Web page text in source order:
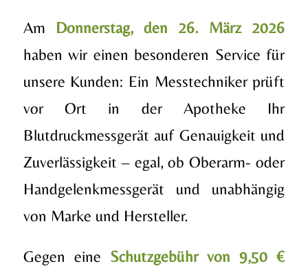
Am Donnerstag, den 26. März 2026
haben wir einen besonderen Service für
unsere Kunden: Ein Messtechniker prüft
vor Ort in der Apotheke Ihr
Blutdruckmessgerät auf Genauigkeit und
Zuverlässigkeit – egal, ob Oberarm- oder
Handgelenkmessgerät und unabhängig
von Marke und Hersteller.
Gegen eine Schutzgebühr von 9,50 €